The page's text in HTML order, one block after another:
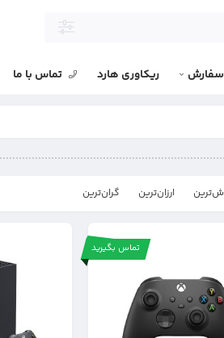
سفارش ریکاوری هارد تماس با ما
ارزان‌ترین گران‌ترین
تماس بگیرید